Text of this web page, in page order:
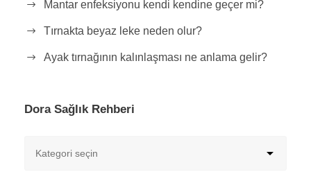
Mantar enfeksiyonu kendi kendine geçer mi?
Tırnakta beyaz leke neden olur?
Ayak tırnağının kalınlaşması ne anlama gelir?
Dora Sağlık Rehberi